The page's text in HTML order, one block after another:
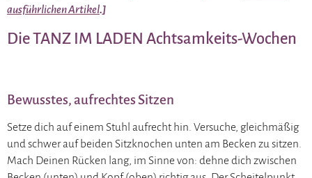
ausführlichen Artikel.]
Die TANZ IM LADEN Achtsamkeits-Wochen
Bewusstes, aufrechtes Sitzen
Setze dich auf einem Stuhl aufrecht hin. Versuche, gleichmäßig
und schwer auf beiden Sitzknochen unten am Becken zu sitzen.
Mach Deinen Rücken lang, im Sinne von: dehne dich zwischen